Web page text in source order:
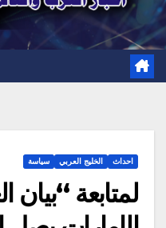
احداث الخليج العربي سياسة
لمتابعة “بيان